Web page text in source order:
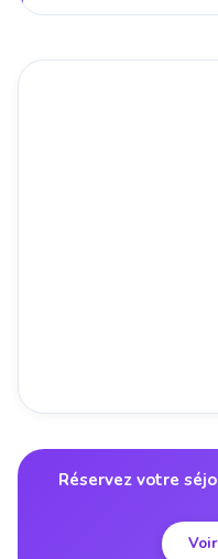
Réservez votre